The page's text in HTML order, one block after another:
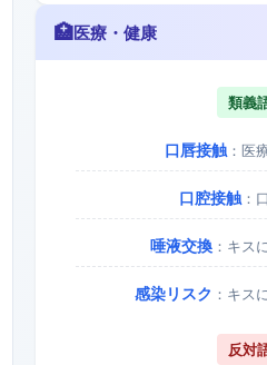
🏥医療・健康
類義
口唇接触：医
口腔接触：
唾液交換：キス
感染リスク ：キス
反対